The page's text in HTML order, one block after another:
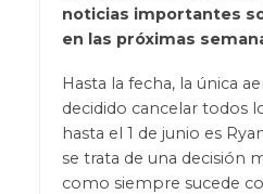
noticias importantes
en las próximas
Hasta la fecha, la única
decidido cancelar todos
hasta el 1 de junio es
se trata de una decisión
como siempre sucede